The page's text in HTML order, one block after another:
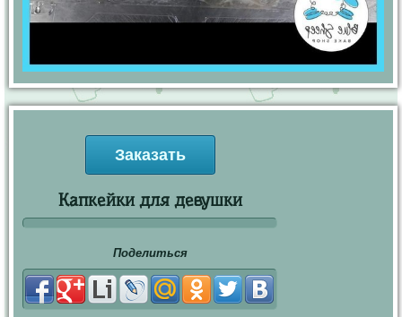
Заказать
Капкейки для девушки
Поделиться